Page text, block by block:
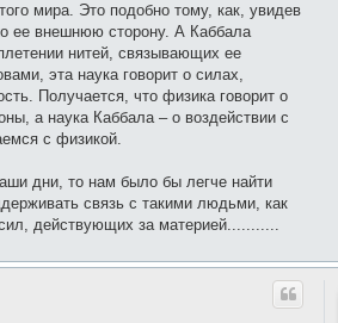
мира. Это подобно тому, как, увидев
ее внешнюю сторону. А Каббала
нитей, связывающих ее
эта наука говорит о силах,
Получается, что физика говорит о
а наука Каббала – о воздействии с
с физикой.
дни, то нам было бы легче найти
связь с такими людьми, как
действующих за материей...........